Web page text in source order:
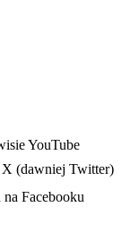
YouTube
X (dawniej Twitter)
Facebooku